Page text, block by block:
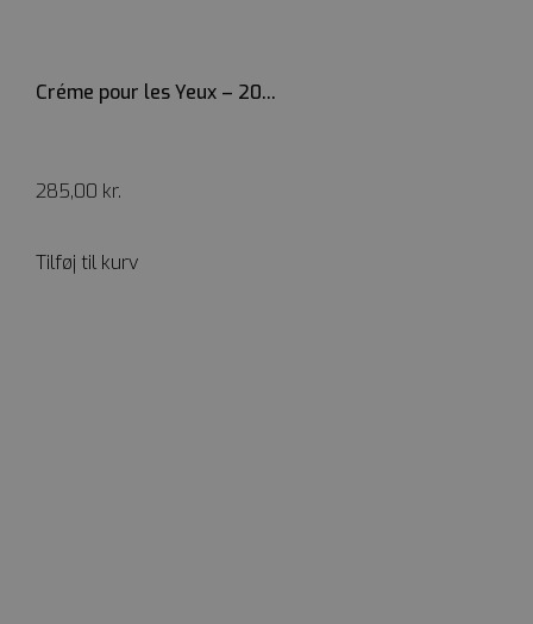
Créme pour les Yeux – 20...
285,00 kr.
Tilføj til kurv